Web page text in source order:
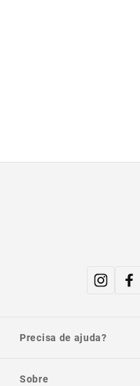
Precisa de ajuda?
Sobre